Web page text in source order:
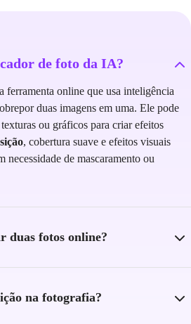
de foto da IA?
ferramenta online que usa inteligência
duas imagens em uma. Ele pode
ou gráficos para criar efeitos
, cobertura suave e efeitos visuais
necessidade de mascaramento ou
duas fotos online?
na fotografia?